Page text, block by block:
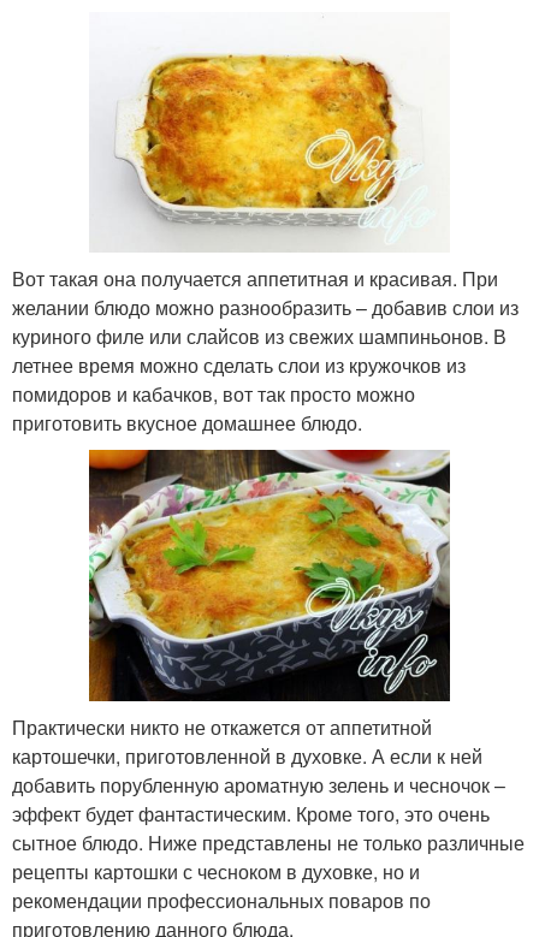
Вот такая она получается аппетитная и красивая. При
желании блюдо можно разнообразить – добавив слои из
куриного филе или слайсов из свежих шампиньонов. В
летнее время можно сделать слои из кружочков из
помидоров и кабачков, вот так просто можно
приготовить вкусное домашнее блюдо.
Практически никто не откажется от аппетитной
картошечки, приготовленной в духовке. А если к ней
добавить порубленную ароматную зелень и чесночок –
эффект будет фантастическим. Кроме того, это очень
сытное блюдо. Ниже представлены не только различные
рецепты картошки с чесноком в духовке, но и
рекомендации профессиональных поваров по
приготовлению данного блюда.